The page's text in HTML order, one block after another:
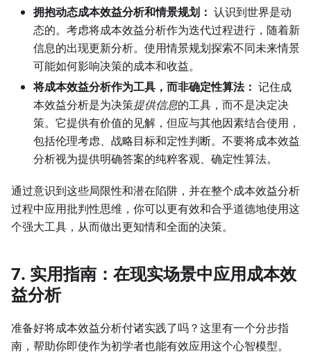
拥抱动态成本效益分析和情景规划： 认识到世界是动
态的。考虑将成本效益分析作为迭代过程进行，随着新
信息的出现更新分析。使用情景规划探索不同未来情景
可能如何影响决策的成本和收益。
将成本效益分析作为工具，而非确定性算法： 记住成
本效益分析是为决策提供信息的工具，而不是决定决
策。它提供有价值的见解，但应与其他因素结合使用，
包括伦理考虑、战略目标和定性判断。不要将成本效益
分析视为提供明确答案的纯粹客观、确定性算法。
通过意识到这些局限性和潜在陷阱，并在整个成本效益分析
过程中应用批判性思维，你可以更有效和合乎道德地使用这
个强大工具，从而做出更知情和全面的决策。
7. 实用指南：在现实场景中应用成本效
益分析
准备好将成本效益分析付诸实践了吗？这里有一个分步指
南，帮助你即使作为初学者也能有效应用这个心智模型。